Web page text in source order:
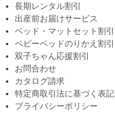
長期レンタル割引
出産前お届けサービス
ベッド・マットセット割引
ベビーベッドのりかえ割引
双子ちゃん応援割引
お問合わせ
カタログ請求
特定商取引法に基づく表記
プライバシーポリシー